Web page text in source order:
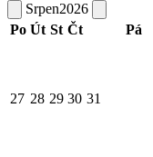
Srpen2026
Po Út St Čt Pá
27 28 29 30 31